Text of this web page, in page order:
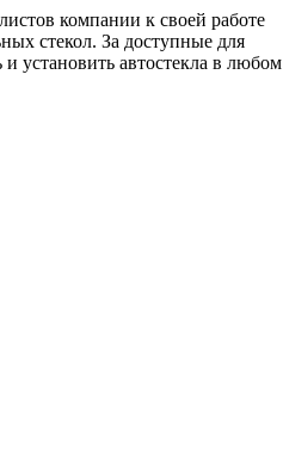
компании к своей работе
стекол. За доступные для
установить автостекла в любом